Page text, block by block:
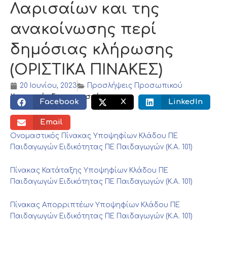
Λαρισαίων και της
ανακοίνωσης περί
δημόσιας κλήρωσης
(ΟΡΙΣΤΙΚΑ ΠΙΝΑΚΕΣ)
20 Ιουνίου, 2023
Προσλήψεις Προσωπικού
Κοινωνικός διαμοιρασμός:
Facebook X LinkedIn
Email
Ονομαστικός Πίνακας Υποψηφίων Κλάδου ΠΕ
Παιδαγωγών Ειδικότητας ΠΕ Παιδαγωγών (Κ.Α. 101)
Πίνακας Κατάταξης Υποψηφίων Κλάδου ΠΕ
Παιδαγωγών Ειδικότητας ΠΕ Παιδαγωγών (Κ.Α. 101)
Πίνακας Απορριπτέων Υποψηφίων Κλάδου ΠΕ
Παιδαγωγών Ειδικότητας ΠΕ Παιδαγωγών (Κ.Α. 101)